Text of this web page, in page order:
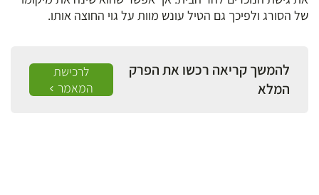
של הסורג ולפיכך גם הטיל עונש מוות על גוי החוצה אותו.
להמשך קריאה רכשו את הפרק
המלא
לרכישת
המאמר